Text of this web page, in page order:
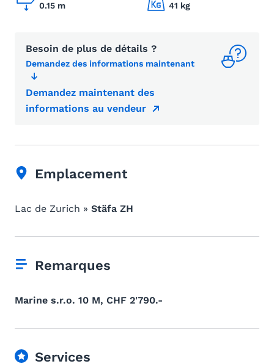
0.15 m 41 kg
Besoin de plus de détails ?
Demandez des informations maintenant
Demandez maintenant des
informations au vendeur
Emplacement
Lac de Zurich » Stäfa ZH
Remarques
Marine s.r.o. 10 M, CHF 2'790.-
Services